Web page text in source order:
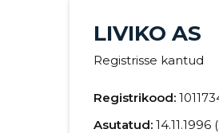
LIVIKO AS
Registrisse kantud
Registrikood:
Asutatud: